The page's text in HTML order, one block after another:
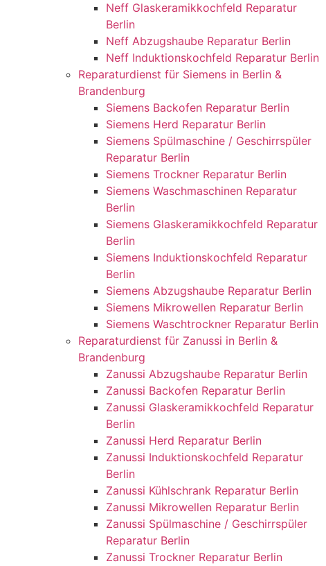
Neff Glaskeramikkochfeld Reparatur
Berlin
Neff Abzugshaube Reparatur Berlin
Neff Induktionskochfeld Reparatur Berlin
Reparaturdienst für Siemens in Berlin &
Brandenburg
Siemens Backofen Reparatur Berlin
Siemens Herd Reparatur Berlin
Siemens Spülmaschine / Geschirrspüler
Reparatur Berlin
Siemens Trockner Reparatur Berlin
Siemens Waschmaschinen Reparatur
Berlin
Siemens Glaskeramikkochfeld Reparatur
Berlin
Siemens Induktionskochfeld Reparatur
Berlin
Siemens Abzugshaube Reparatur Berlin
Siemens Mikrowellen Reparatur Berlin
Siemens Waschtrockner Reparatur Berlin
Reparaturdienst für Zanussi in Berlin &
Brandenburg
Zanussi Abzugshaube Reparatur Berlin
Zanussi Backofen Reparatur Berlin
Zanussi Glaskeramikkochfeld Reparatur
Berlin
Zanussi Herd Reparatur Berlin
Zanussi Induktionskochfeld Reparatur
Berlin
Zanussi Kühlschrank Reparatur Berlin
Zanussi Mikrowellen Reparatur Berlin
Zanussi Spülmaschine / Geschirrspüler
Reparatur Berlin
Zanussi Trockner Reparatur Berlin